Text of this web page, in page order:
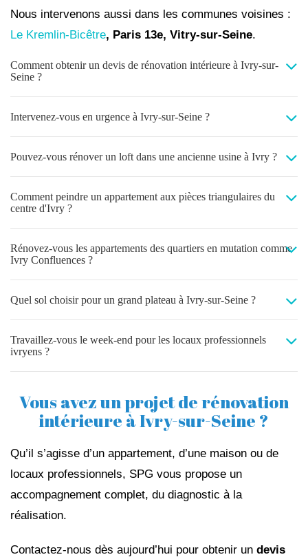
Nous intervenons aussi dans les communes voisines :
Le Kremlin-Bicêtre, Paris 13e, Vitry-sur-Seine.
Comment obtenir un devis de rénovation intérieure à Ivry-sur-
Seine ?
Intervenez-vous en urgence à Ivry-sur-Seine ?
Pouvez-vous rénover un loft dans une ancienne usine à Ivry ?
Comment peindre un appartement aux pièces triangulaires du
centre d'Ivry ?
Rénovez-vous les appartements des quartiers en mutation comme
Ivry Confluences ?
Quel sol choisir pour un grand plateau à Ivry-sur-Seine ?
Travaillez-vous le week-end pour les locaux professionnels
ivryens ?
Vous avez un projet de rénovation
intérieure à Ivry-sur-Seine ?
Qu’il s’agisse d’un appartement, d’une maison ou de
locaux professionnels, SPG vous propose un
accompagnement complet, du diagnostic à la
réalisation.
Contactez-nous dès aujourd’hui pour obtenir un devis